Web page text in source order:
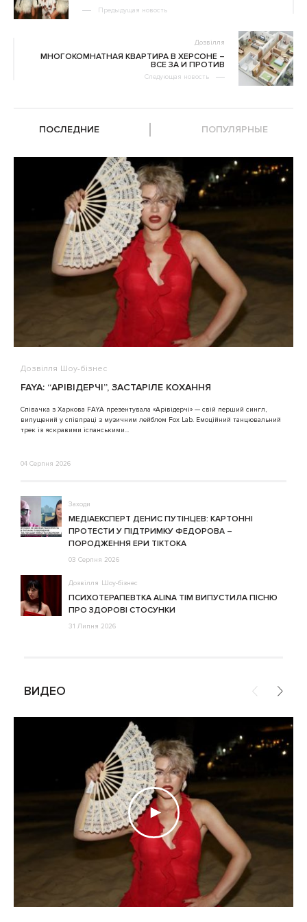
Предыдущая новость
Дозвілля
МНОГОКОМНАТНАЯ КВАРТИРА В ХЕРСОНЕ –
ВСЕ ЗА И ПРОТИВ
Следующая новость
ПОСЛЕДНИЕ ПОПУЛЯРНЫЕ
Дозвілля Шоу-бізнес
FAYA: “АРІВІДЕРЧІ”, ЗАСТАРІЛЕ КОХАННЯ
Співачка з Харкова FAYA презентувала «Арівідерчі» — свій перший сингл,
випущений у співпраці з музичним лейблом Fox Lab. Емоційний танцювальний
трек із яскравими іспанськими...
04 Серпня 2026
Заходи
МЕДІАЕКСПЕРТ ДЕНИС ПУТІНЦЕВ: КАРТОННІ
ПРОТЕСТИ У ПІДТРИМКУ ФЕДОРОВА –
ПОРОДЖЕННЯ ЕРИ ТІКТОКА
03 Серпня 2026
Дозвілля Шоу-бізнес
ПСИХОТЕРАПЕВТКА ALINA TIM ВИПУСТИЛА ПІСНЮ
ПРО ЗДОРОВІ СТОСУНКИ
31 Липня 2026
ВИДЕО